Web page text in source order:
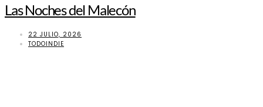
Las Noches del Malecón
22 JULIO, 2026
TODOINDIE